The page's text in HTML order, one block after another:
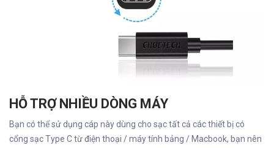
HỖ TRỢ NHIỀU DÒNG MÁY
Bạn có thể sử dụng cáp này dùng cho sạc tất cả các thiết bị có
cổng sạc Type C từ điện thoại / máy tính bảng / Macbook, bạn nên